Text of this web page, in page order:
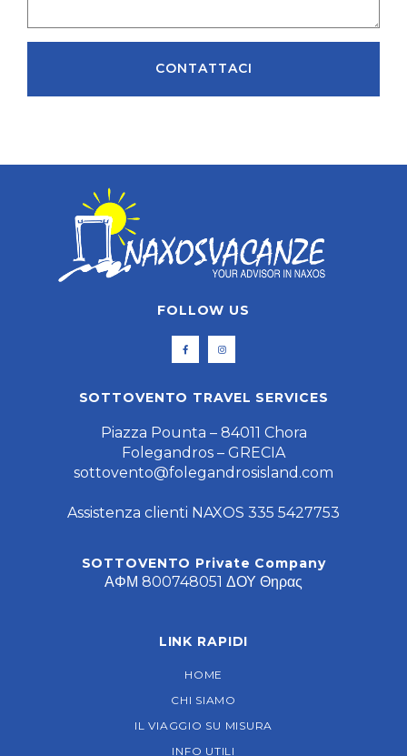
CONTATTACI
FOLLOW US
SOTTOVENTO TRAVEL SERVICES
Piazza Pounta – 84011 Chora
Folegandros – GRECIA
sottovento@folegandrosisland.com
Assistenza clienti NAXOS 335 5427753
SOTTOVENTO Private Company
ΑΦΜ 800748051 ΔΟΥ Θηρας
LINK RAPIDI
HOME
CHI SIAMO
IL VIAGGIO SU MISURA
INFO UTILI